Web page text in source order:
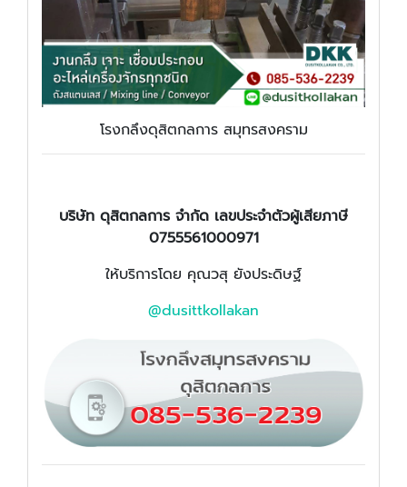
โรงกลึงดุสิตกลการ สมุทรสงคราม
บริษัท ดุสิตกลการ จำกัด เลขประจำตัวผู้เสียภาษี
0755561000971
ให้บริการโดย คุณวสุ ยังประดิษฐ์
@dusittkollakan